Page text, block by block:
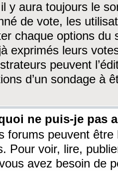
y aura toujours le
de vote, les
chaque options du
exprimés leurs
peuvent
d’un sondage à
ne puis-je pas
forums peuvent être
Pour voir, lire,
avez besoin de